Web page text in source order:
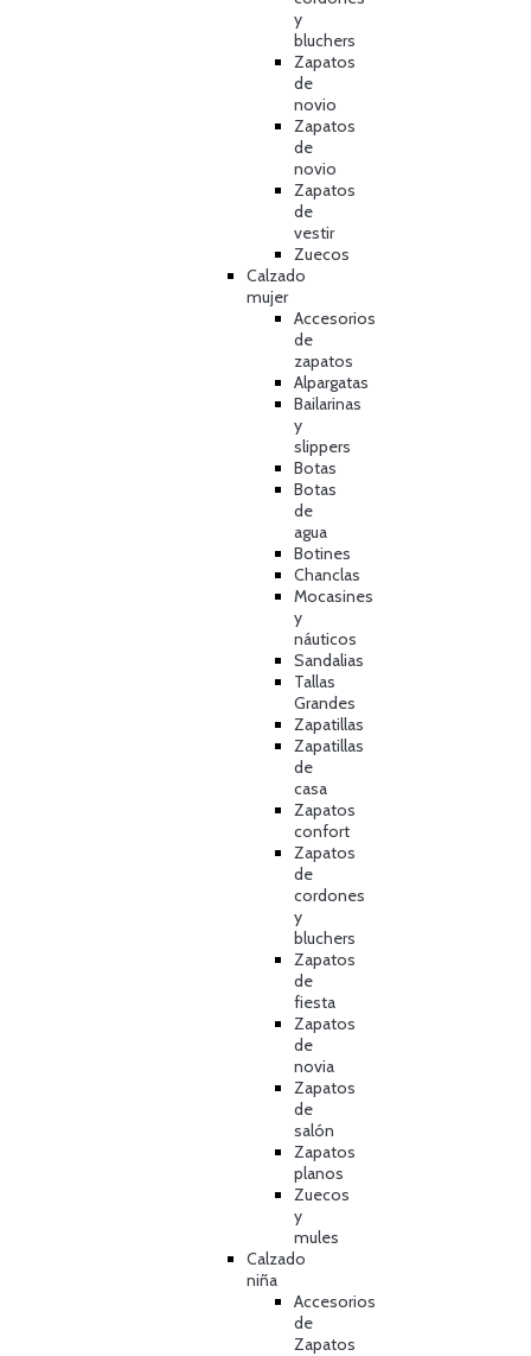
y
bluchers
Zapatos
de
novio
Zapatos
de
novio
Zapatos
de
vestir
Zuecos
Calzado
mujer
Accesorios
de
zapatos
Alpargatas
Bailarinas
y
slippers
Botas
Botas
de
agua
Botines
Chanclas
Mocasines
y
náuticos
Sandalias
Tallas
Grandes
Zapatillas
Zapatillas
de
casa
Zapatos
confort
Zapatos
de
cordones
y
bluchers
Zapatos
de
fiesta
Zapatos
de
novia
Zapatos
de
salón
Zapatos
planos
Zuecos
y
mules
Calzado
niña
Accesorios
de
Zapatos